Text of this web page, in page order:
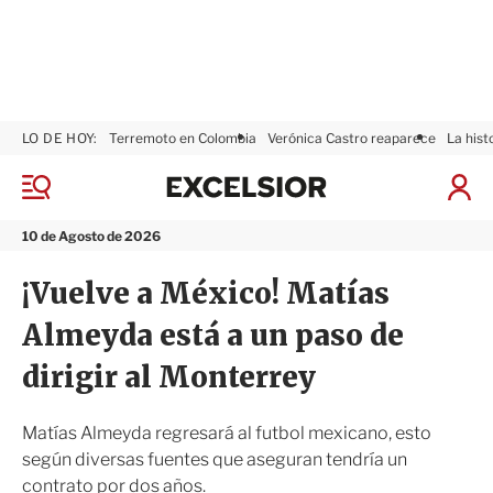
M
n
10 de Agosto de 2026
LO DE HOY: Terremoto en Colombia Verónica Castro reaparece La
I
x
i
r
¡Vuelve a México! Matías
Almeyda está a un paso de
dirigir al Monterrey
Matías Almeyda regresará al futbol mexicano, esto
según diversas fuentes que aseguran tendría un
contrato por dos años.